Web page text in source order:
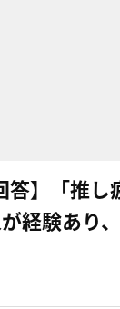
答】「推し
経験あり